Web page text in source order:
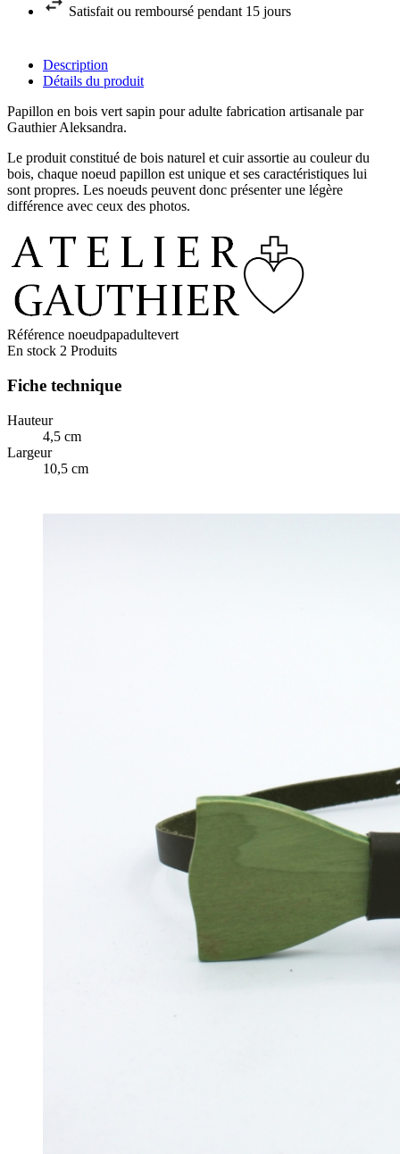
Satisfait ou remboursé pendant 15 jours
Description
Détails du produit
Papillon en bois vert sapin pour adulte fabrication artisanale par
Gauthier Aleksandra.
Le produit constitué de bois naturel et cuir assortie au couleur du
bois, chaque noeud papillon est unique et ses caractéristiques lui
sont propres. Les noeuds peuvent donc présenter une légère
différence avec ceux des photos.
Référence noeudpapadultevert
En stock 2 Produits
Fiche technique
Hauteur
4,5 cm
Largeur
10,5 cm